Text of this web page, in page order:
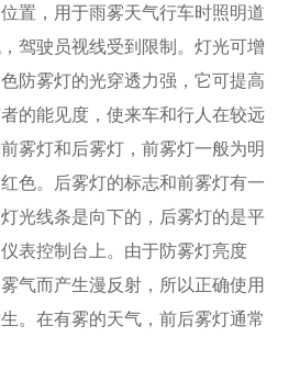
置，用于雨雾天气行车时照明道
驾驶员视线受到限制。灯光可增
防雾灯的光穿透力强，它可提高
的能见度，使来车和行人在较远
雾灯和后雾灯，前雾灯一般为明
色。后雾灯的标志和前雾灯有一
光线条是向下的，后雾灯的是平
表控制台上。由于防雾灯亮度
气而产生漫反射，所以正确使用
。在有雾的天气，前后雾灯通常